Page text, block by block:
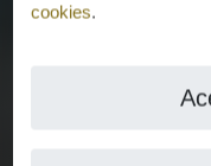
cookies.